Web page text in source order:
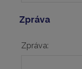
Zpráva
Zpráva: